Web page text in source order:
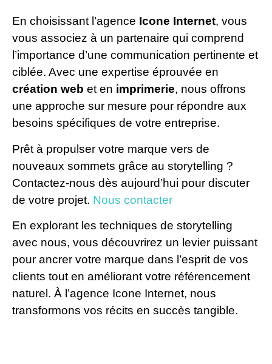
En choisissant l’agence Icone Internet, vous
vous associez à un partenaire qui comprend
l’importance d’une communication pertinente et
ciblée. Avec une expertise éprouvée en
création web et en imprimerie, nous offrons
une approche sur mesure pour répondre aux
besoins spécifiques de votre entreprise.
Prêt à propulser votre marque vers de
nouveaux sommets grâce au storytelling ?
Contactez-nous dès aujourd’hui pour discuter
de votre projet. Nous contacter
En explorant les techniques de storytelling
avec nous, vous découvrirez un levier puissant
pour ancrer votre marque dans l’esprit de vos
clients tout en améliorant votre référencement
naturel. À l’agence Icone Internet, nous
transformons vos récits en succès tangible.